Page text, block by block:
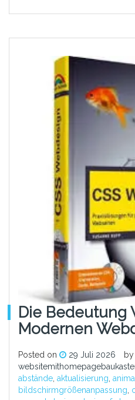
Die Bedeutung
Modernen
Posted on 29 Juli 2026
by
abstände, aktualisierung,
bildschirmgrößenanpassung,